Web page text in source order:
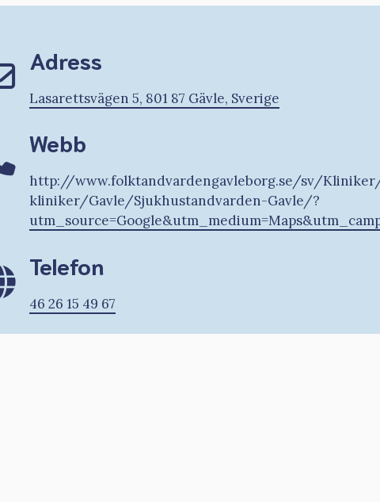
Adress
Lasarettsvägen 5, 801 87 Gävle, Sverige
Webb
http://www.folktandvardengavleborg.se/sv/
kliniker/Gavle/Sjukhustandvarden-Gavle/?
Telefon
46 26 15 49 67